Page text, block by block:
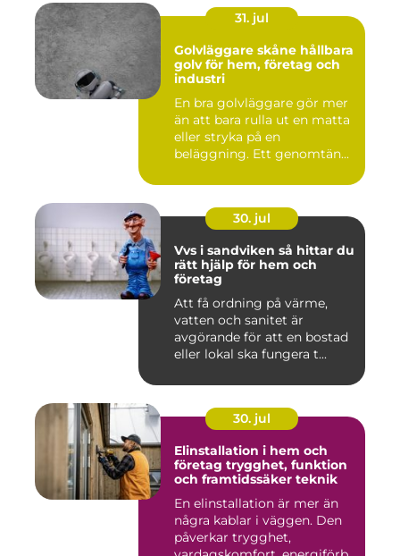
31. jul
Golvläggare skåne hållbara
golv för hem, företag och
industri
En bra golvläggare gör mer
än att bara rulla ut en matta
eller stryka på en
beläggning. Ett genomtän...
30. jul
Vvs i sandviken så hittar du
rätt hjälp för hem och
företag
Att få ordning på värme,
vatten och sanitet är
avgörande för att en bostad
eller lokal ska fungera t...
30. jul
Elinstallation i hem och
företag trygghet, funktion
och framtidssäker teknik
En elinstallation är mer än
några kablar i väggen. Den
påverkar trygghet,